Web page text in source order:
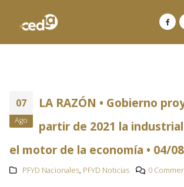
07
Ago
LA RAZÓN • Gobierno
partir de 2021 la
el motor de la economía • 04/
PFYD Nacionales, PFYD Noticias 0